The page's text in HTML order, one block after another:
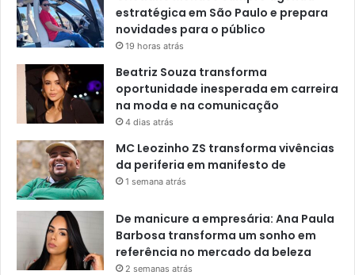
estratégica em São Paulo e prepara
novidades para o público
19 horas atrás
Beatriz Souza transforma
oportunidade inesperada em carreira
na moda e na comunicação
4 dias atrás
MC Leozinho ZS transforma vivências
da periferia em manifesto de
1 semana atrás
De manicure a empresária: Ana Paula
Barbosa transforma um sonho em
referência no mercado da beleza
2 semanas atrás